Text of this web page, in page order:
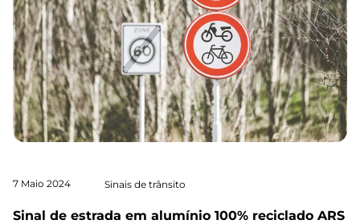
7 Maio 2024 Sinais de trânsito
Sinal de estrada em alumínio 100% reciclado ARS